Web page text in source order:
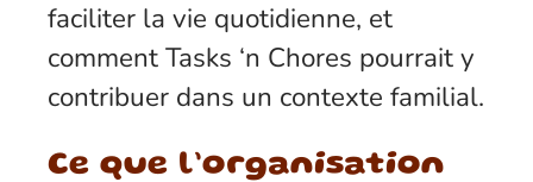
faciliter la vie quotidienne, et
comment Tasks ‘n Chores pourrait y
contribuer dans un contexte familial.
Ce que l’organisation